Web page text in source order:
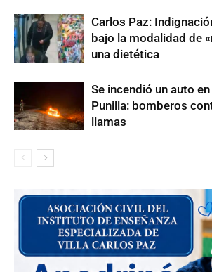
Carlos Paz:
bajo la modalidad de
una dietética
Se incendió un auto
Punilla: bomberos
llamas